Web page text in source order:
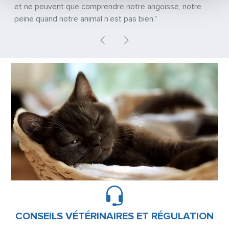
et ne peuvent que comprendre notre angoisse, notre
peine quand notre animal n’est pas bien."
Previous
CONSEILS VÉTÉRINAIRES ET RÉGULATION